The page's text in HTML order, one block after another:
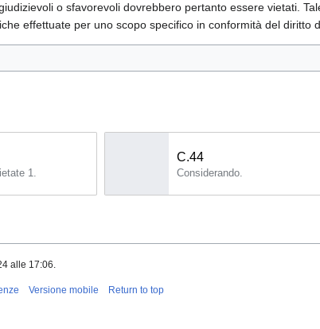
o sfavorevoli dovrebbero pertanto essere vietati.
effettuate per uno scopo specifico in conformità del diritto
1.
C.44
Considerando.
alle 17:06.
Versione mobile Return to top